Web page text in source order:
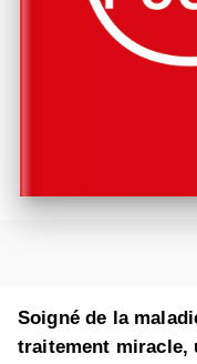
Soigné de la
traitement miracle,